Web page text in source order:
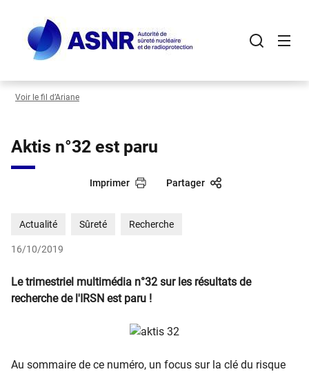
contenu
principal
Voir le fil d’Ariane
Aktis n°32 est paru
Imprimer Partager
Actualité Sûreté Recherche
16/10/2019
Le trimestriel multimédia n°32 sur les résultats de
recherche de l'IRSN est paru !
Au sommaire de ce numéro, un focus sur la clé du risque